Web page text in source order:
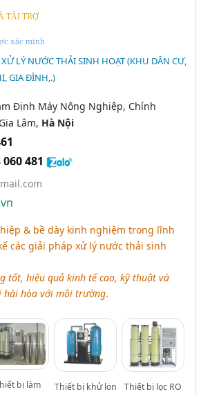
TÀI TRỢ
xác minh
XỬ LÝ NƯỚC THẢI SINH HOẠT (KHU DÂN CƯ,
GIA ĐÌNH,.)
Định Máy Nông Nghiệp, Chính
Lâm, Hà Nội
481
& bề dày kinh nghiệm trong lĩnh
các giải pháp xử lý nước thải sinh
tốt, hiệu quả kinh tế cao, kỹ thuật và
hài hòa với môi trường.
bị làm
Thiết bị khử lon
Thiết bị lọc RO